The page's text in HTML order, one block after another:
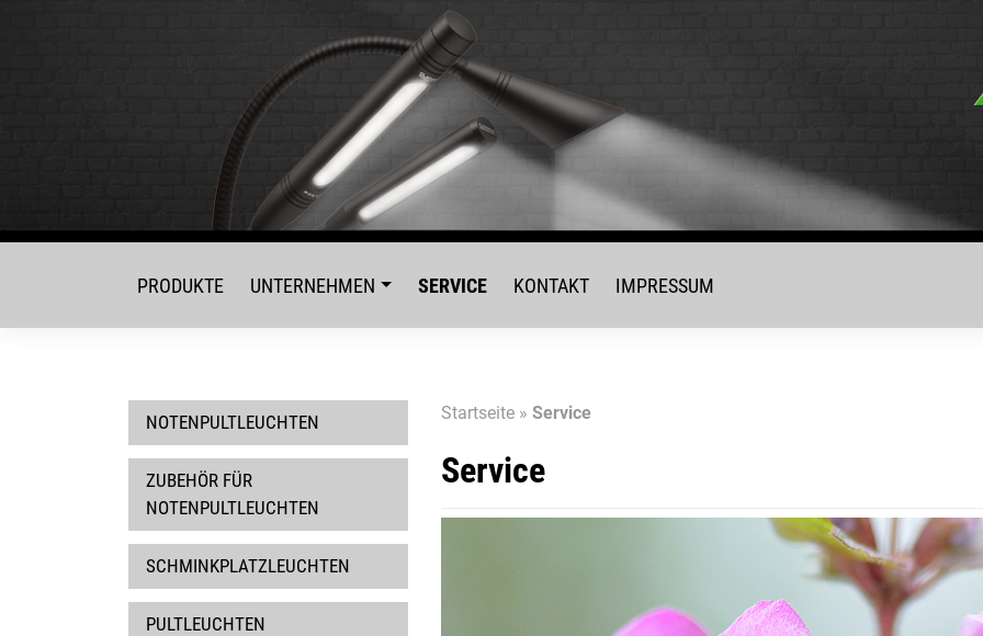
PRODUKTE UNTERNEHMEN SERVICE KONTAKT IMPRESSUM
NOTENPULTLEUCHTEN
ZUBEHÖR FÜR
NOTENPULTLEUCHTEN
SCHMINKPLATZLEUCHTEN
PULTLEUCHTEN
Startseite » Service
Service